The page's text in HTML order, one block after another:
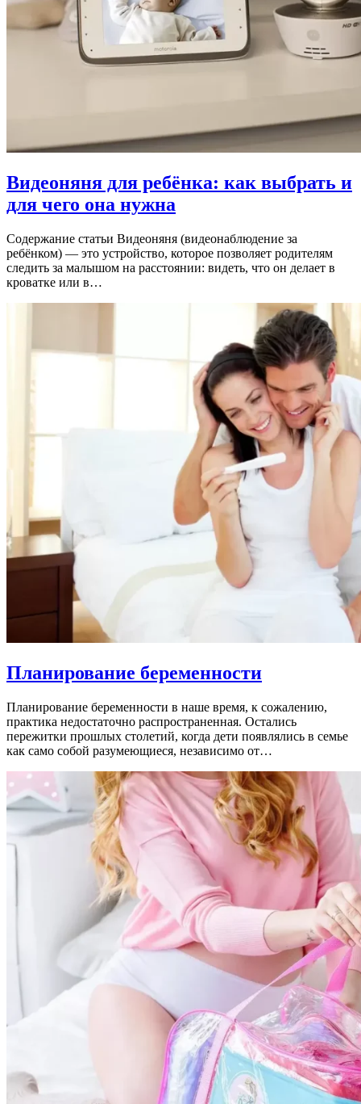
Видеоняня для ребёнка: как выбрать и
для чего она нужна
Содержание статьи Видеоняня (видеонаблюдение за
ребёнком) — это устройство, которое позволяет родителям
следить за малышом на расстоянии: видеть, что он делает в
кроватке или в…
Планирование беременности
Планирование беременности в наше время, к сожалению,
практика недостаточно распространенная. Остались
пережитки прошлых столетий, когда дети появлялись в семье
как само собой разумеющиеся, независимо от…